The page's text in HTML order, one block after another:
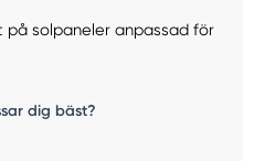
på solpaneler anpassad för
dig bäst?